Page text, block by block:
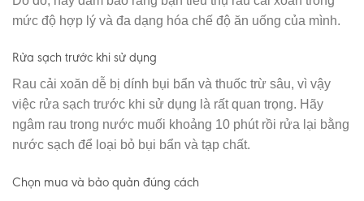
mức độ hợp lý và đa dạng hóa chế độ ăn uống của mình.
Rửa sạch trước khi sử dụng
Rau cải xoăn dễ bị dính bụi bẩn và thuốc trừ sâu, vì vậy
việc rửa sạch trước khi sử dụng là rất quan trọng. Hãy
ngâm rau trong nước muối khoảng 10 phút rồi rửa lại bằng
nước sạch để loại bỏ bụi bẩn và tạp chất.
Chọn mua và bảo quản đúng cách